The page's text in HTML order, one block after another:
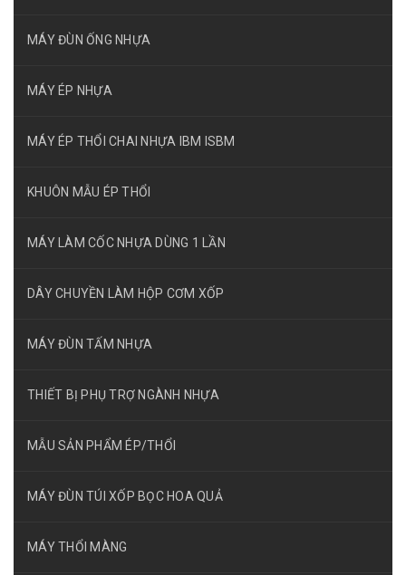
MÁY ĐÙN ỐNG NHỰA
MÁY ÉP NHỰA
MÁY ÉP THỔI CHAI NHỰA IBM ISBM
KHUÔN MẪU ÉP THỔI
MÁY LÀM CỐC NHỰA DÙNG 1 LẦN
DÂY CHUYỀN LÀM HỘP CƠM XỐP
MÁY ĐÙN TẤM NHỰA
THIẾT BỊ PHỤ TRỢ NGÀNH NHỰA
MẪU SẢN PHẨM ÉP/THỔI
MÁY ĐÙN TÚI XỐP BỌC HOA QUẢ
MÁY THỔI MÀNG